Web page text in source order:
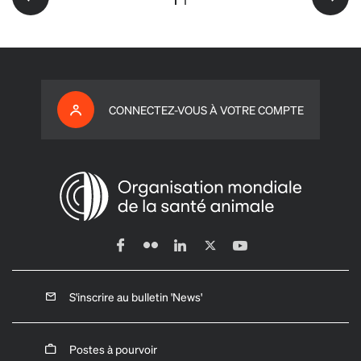
CONNECTEZ-VOUS À VOTRE COMPTE
S'inscrire au bulletin 'News'
Postes à pourvoir